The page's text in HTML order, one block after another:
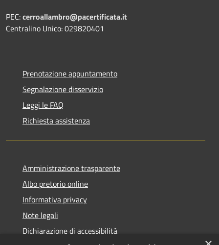
PEC:cerroallambro@pacertificata.it
Centralino Unico: 029820401
Prenotazione appuntamento
Segnalazione disservizio
Leggi le FAQ
Richiesta assistenza
Amministrazione trasparente
Albo pretorio online
Informativa privacy
Note legali
Dichiarazione di accessibilità